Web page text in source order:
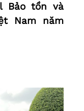
Bảo tồn và
Nam năm